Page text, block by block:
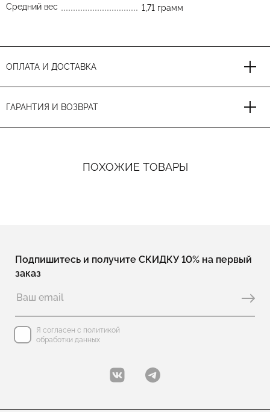
Средний вес
1,71 грамм
ОПЛАТА И ДОСТАВКА
ГАРАНТИЯ И ВОЗВРАТ
ПОХОЖИЕ ТОВАРЫ
Подпишитесь и получите СКИДКУ 10% на первый
заказ
Я согласен с политикой
обработки данных